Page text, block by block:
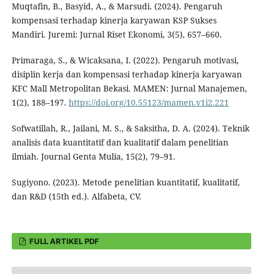
Muqtafin, B., Basyid, A., & Marsudi. (2024). Pengaruh
kompensasi terhadap kinerja karyawan KSP Sukses
Mandiri. Juremi: Jurnal Riset Ekonomi, 3(5), 657–660.
Primaraga, S., & Wicaksana, I. (2022). Pengaruh motivasi,
disiplin kerja dan kompensasi terhadap kinerja karyawan
KFC Mall Metropolitan Bekasi. MAMEN: Jurnal Manajemen,
1(2), 188–197. https://doi.org/10.55123/mamen.v1i2.221
Sofwatillah, R., Jailani, M. S., & Saksitha, D. A. (2024). Teknik
analisis data kuantitatif dan kualitatif dalam penelitian
ilmiah. Journal Genta Mulia, 15(2), 79–91.
Sugiyono. (2023). Metode penelitian kuantitatif, kualitatif,
dan R&D (15th ed.). Alfabeta, CV.
FULL ARTIKEL PDF